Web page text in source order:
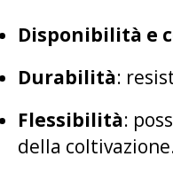
Disponibilità e
Durabilità:
Flessibilità:
della